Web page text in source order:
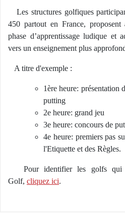
Les structures golfiques
450 partout en France, proposent
phase d’apprentissage ludique et
vers un enseignement plus
A titre d'exemple :
1ère heure: présentation
putting
2e heure: grand jeu
3e heure: concours de
4e heure: premiers pas
l'Etiquette et des Règles.
Pour identifier les golfs qui
Golf, cliquez ici.